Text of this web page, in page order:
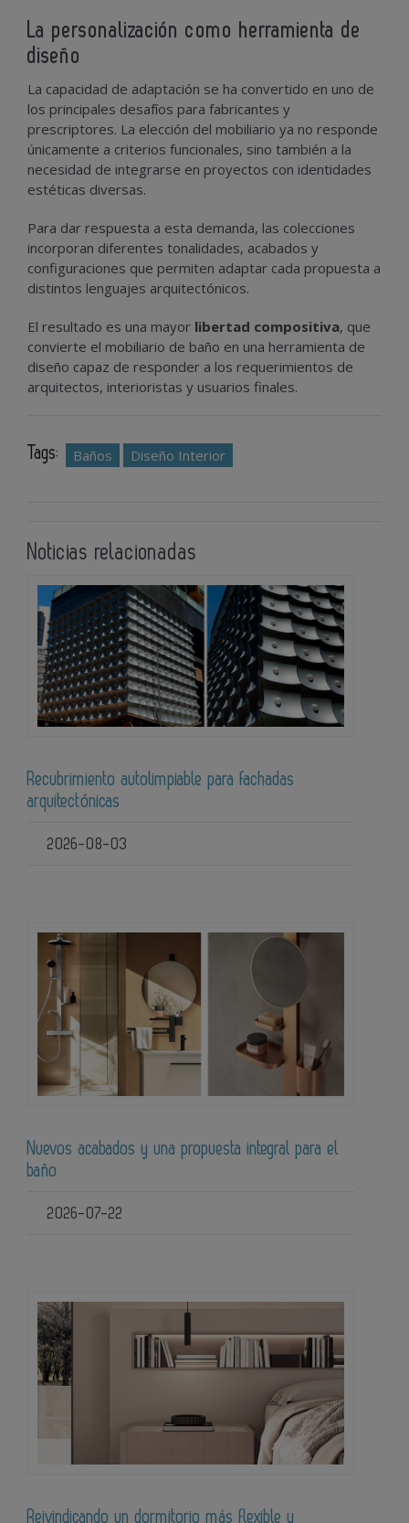
La personalización como herramienta de
diseño
La capacidad de adaptación se ha convertido en uno de
los principales desafíos para fabricantes y
prescriptores. La elección del mobiliario ya no responde
únicamente a criterios funcionales, sino también a la
necesidad de integrarse en proyectos con identidades
estéticas diversas.
Para dar respuesta a esta demanda, las colecciones
incorporan diferentes tonalidades, acabados y
configuraciones que permiten adaptar cada propuesta a
distintos lenguajes arquitectónicos.
El resultado es una mayor libertad compositiva, que
convierte el mobiliario de baño en una herramienta de
diseño capaz de responder a los requerimientos de
arquitectos, interioristas y usuarios finales.
Tags: Baños Diseño Interior
Noticias relacionadas
Recubrimiento autolimpiable para fachadas
arquitectónicas
2026-08-03
Nuevos acabados y una propuesta integral para el
baño
2026-07-22
Reivindicando un dormitorio más flexible y